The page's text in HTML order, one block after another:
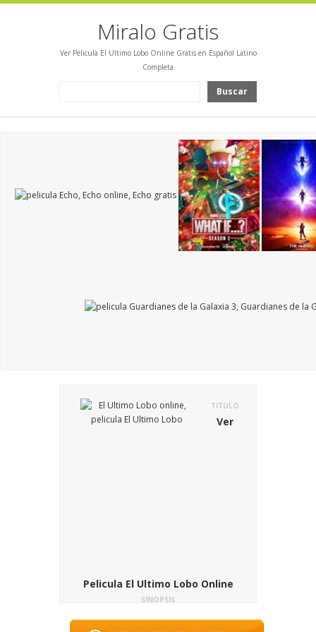
Miralo Gratis
Ver Pelicula El Ultimo Lobo Online Gratis en Español Latino
Completa
Buscar
TITULO
Ver
Pelicula El Ultimo Lobo Online
SINOPSIS
que a finales de los años sesenta es